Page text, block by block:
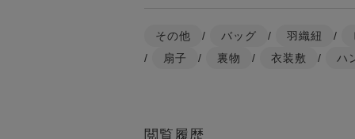
その他 / バッグ / 羽織紐 /
/
扇子 / 裏物 / 衣装敷 / ハ
閲覧履歴